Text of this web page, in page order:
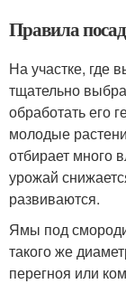
Правила
На участке, где
тщательно
обработать его
молодые
отбирает много
урожай
развиваются.
Ямы под
такого же
перегноя или